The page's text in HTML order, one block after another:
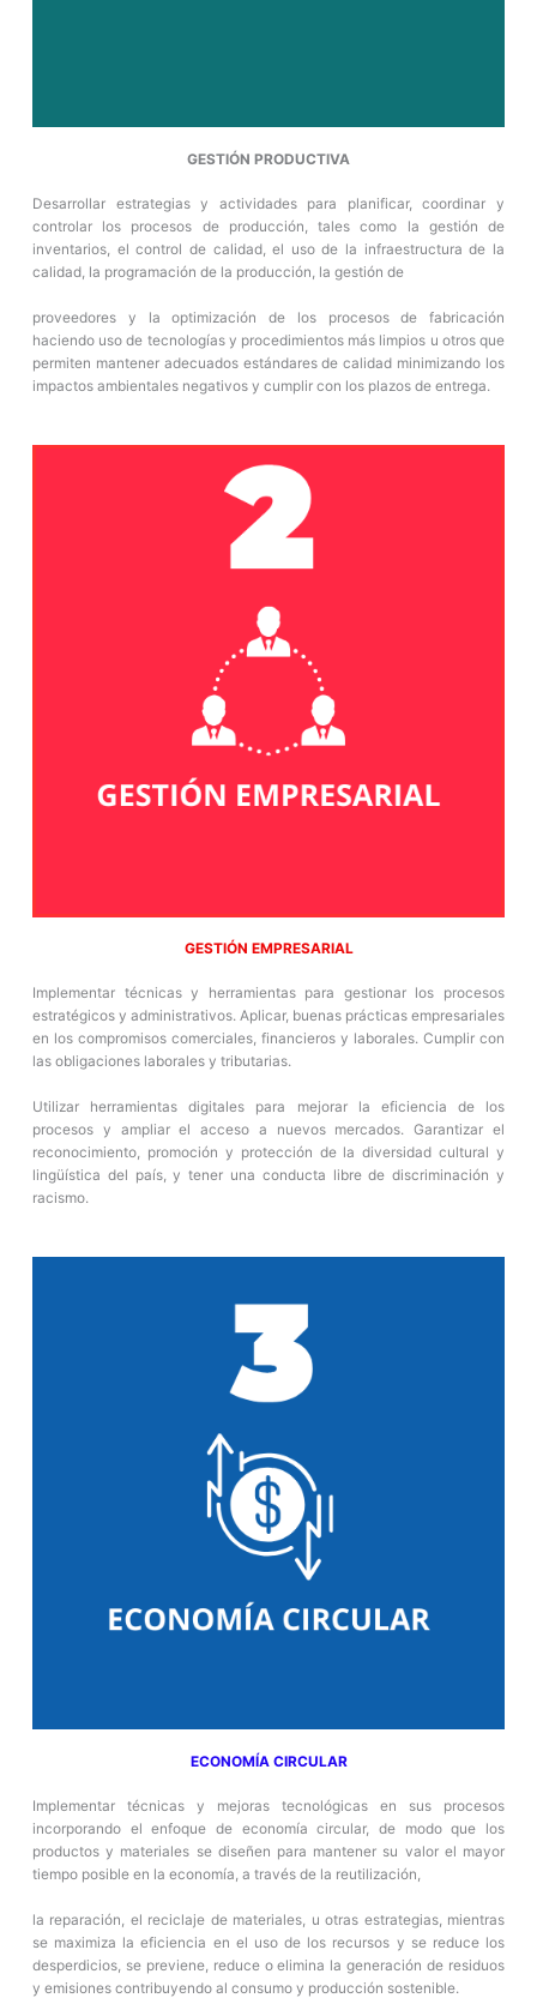
GESTIÓN PRODUCTIVA
Desarrollar estrategias y actividades para planificar, coordinar y
controlar los procesos de producción, tales como la gestión de
inventarios, el control de calidad, el uso de la infraestructura de la
calidad, la programación de la producción, la gestión de
proveedores y la optimización de los procesos de fabricación
haciendo uso de tecnologías y procedimientos más limpios u otros que
permiten mantener adecuados estándares de calidad minimizando los
impactos ambientales negativos y cumplir con los plazos de entrega.
GESTIÓN EMPRESARIAL
Implementar técnicas y herramientas para gestionar los procesos
estratégicos y administrativos. Aplicar, buenas prácticas empresariales
en los compromisos comerciales, financieros y laborales. Cumplir con
las obligaciones laborales y tributarias.
Utilizar herramientas digitales para mejorar la eficiencia de los
procesos y ampliar el acceso a nuevos mercados. Garantizar el
reconocimiento, promoción y protección de la diversidad cultural y
lingüística del país, y tener una conducta libre de discriminación y
racismo.
ECONOMÍA CIRCULAR
Implementar técnicas y mejoras tecnológicas en sus procesos
incorporando el enfoque de economía circular, de modo que los
productos y materiales se diseñen para mantener su valor el mayor
tiempo posible en la economía, a través de la reutilización,
la reparación, el reciclaje de materiales, u otras estrategias, mientras
se maximiza la eficiencia en el uso de los recursos y se reduce los
desperdicios, se previene, reduce o elimina la generación de residuos
y emisiones contribuyendo al consumo y producción sostenible.